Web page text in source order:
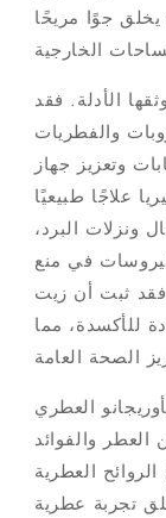
يخلق جوًا مريحًا
الأدلة. فقد
والفطريات
وتعزيز جهاز
علاجًا طبيعيًا
ونزلات البرد،
في منع
فقد ثبت أن زيت
للأكسدة، مما
العطري
العطر والفوائد
العطرية
تجربة عطرية